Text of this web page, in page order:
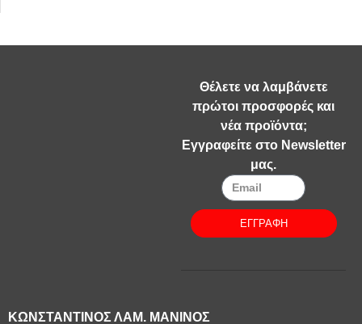
Θέλετε να λαμβάνετε
πρώτοι προσφορές και
νέα προϊόντα;
Εγγραφείτε στο Newsletter
μας.
ΕΓΓΡΑΦΗ
ΚΩΝΣΤΑΝΤΙΝΟΣ ΛΑΜ. ΜΑΝΙΝΟΣ